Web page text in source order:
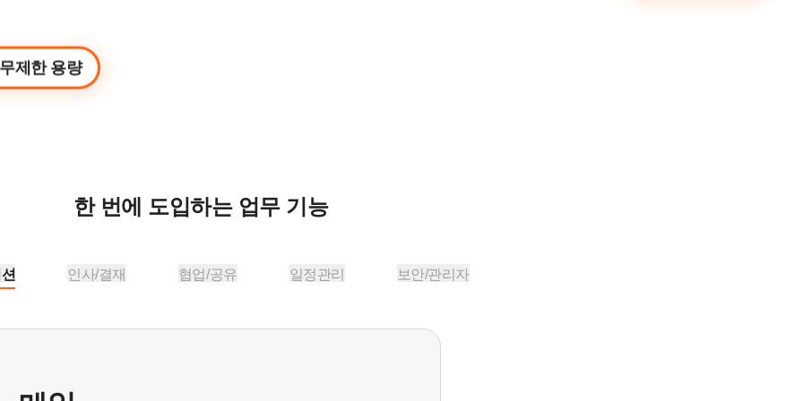
무제한 용량
한 번에 도입하는 업무 기능
인사/결재 협업/공유 일정관리 보안/관리자